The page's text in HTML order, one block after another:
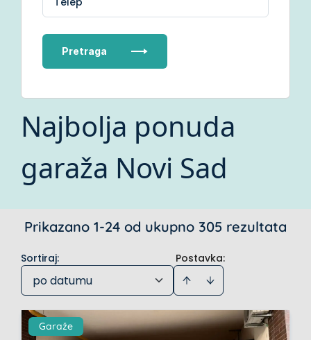
Pretraga
Najbolja ponuda
garaža Novi Sad
Prikazano 1-24 od ukupno 305 rezultata
Postavka:
Sortiraj:
po datumu
Garaže